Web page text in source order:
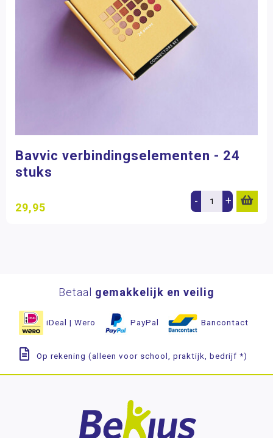
Bavvic verbindingselementen - 24
stuks
29,95 - +
Betaal gemakkelijk en veilig
iDeal | Wero PayPal Bancontact
Op rekening (alleen voor school, praktijk, bedrijf *)